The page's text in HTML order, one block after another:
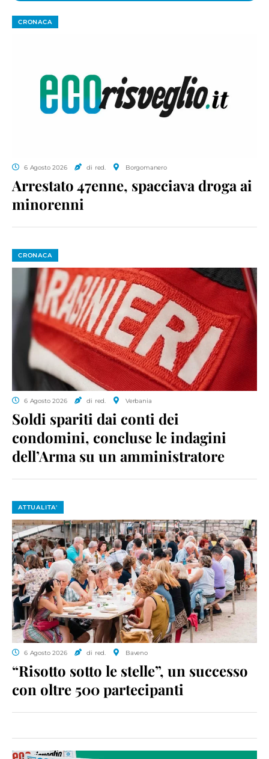
CRONACA
6 Agosto 2026 di red. Borgomanero
Arrestato 47enne, spacciava droga ai
minorenni
CRONACA
6 Agosto 2026 di red. Verbania
Soldi spariti dai conti dei
condomini, concluse le indagini
dell’Arma su un amministratore
ATTUALITA'
6 Agosto 2026 di red. Baveno
“Risotto sotto le stelle”, un successo
con oltre 500 partecipanti